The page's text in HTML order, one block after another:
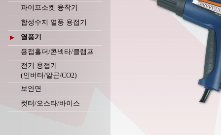
파이프소켓 융착기
합성수지 열풍 용접기
▶
열풍기
용접홀더/콘넥타/클램프
전기 용접기
(인버터/알곤/CO2)
보안면
컷터/오스타/바이스